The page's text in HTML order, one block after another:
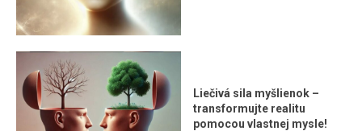
Liečivá sila myšlienok –
transformujte realitu
pomocou vlastnej mysle!